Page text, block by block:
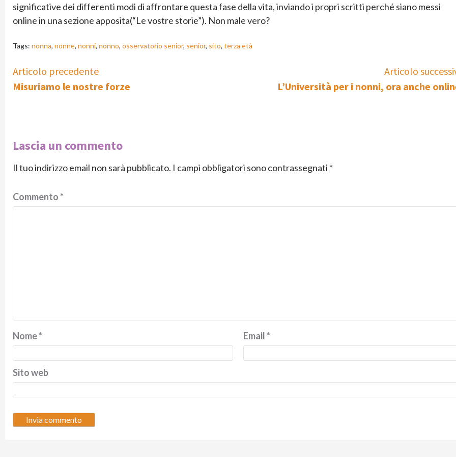
significative dei differenti modi di affrontare questa fase della vita, inviando i propri scritti perché siano messi
online in una sezione apposita(“Le vostre storie”). Non male vero?
Tags: nonna, nonne, nonni, nonno, osservatorio senior, senior, sito, terza età
Continue
Reading
Articolo precedente
Misuriamo le nostre forze
Articolo
L’Università per i nonni, ora anche
Lascia un commento
Il tuo indirizzo email non sarà pubblicato. I campi obbligatori sono contrassegnati *
Commento*
Nome* Email*
Sito web